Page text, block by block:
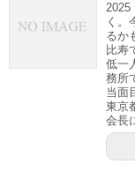
く。
るか
比寿
低一
務所
当面
東京
会長